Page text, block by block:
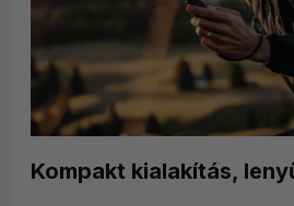
Kompakt kialakítás,